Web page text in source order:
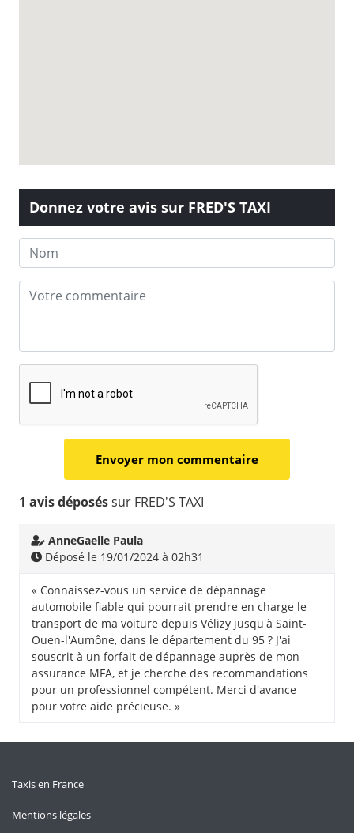
Donnez votre avis sur FRED'S TAXI
1 avis déposéssur FRED'S TAXI
AnneGaelle Paula
Déposé le 19/01/2024 à 02h31
« Connaissez-vous un service de dépannage
automobile fiable qui pourrait prendre en charge le
transport de ma voiture depuis Vélizy jusqu'à Saint-
Ouen-l'Aumône, dans le département du 95 ? J'ai
souscrit à un forfait de dépannage auprès de mon
assurance MFA, et je cherche des recommandations
pour un professionnel compétent. Merci d'avance
pour votre aide précieuse. »
Taxis en France
Mentions légales